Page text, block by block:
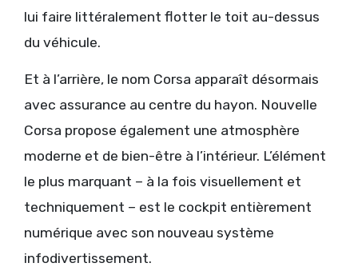
lui faire littéralement flotter le toit au-dessus
du véhicule.
Et à l’arrière, le nom Corsa apparaît désormais
avec assurance au centre du hayon. Nouvelle
Corsa propose également une atmosphère
moderne et de bien-être à l’intérieur. L’élément
le plus marquant – à la fois visuellement et
techniquement – est le cockpit entièrement
numérique avec son nouveau système
infodivertissement.